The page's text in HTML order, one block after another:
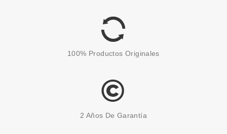
17.99€
100% Productos Originales
2 Años De Garantía